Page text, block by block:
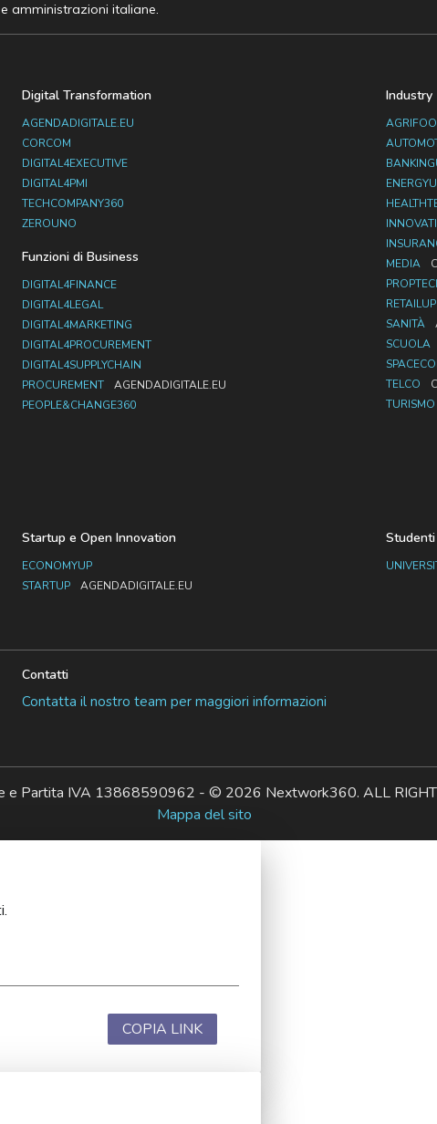
amministrazioni italiane.
Digital Transformation
AGENDADIGITALE.EU
CORCOM
DIGITAL4EXECUTIVE
DIGITAL4PMI
TECHCOMPANY360
ZEROUNO
Funzioni di Business
DIGITAL4FINANCE
DIGITAL4LEGAL
DIGITAL4MARKETING
DIGITAL4PROCUREMENT
DIGITAL4SUPPLYCHAIN
PROCUREMENT
AGENDADIGITALE.EU
PEOPLE&CHANGE360
Industry
MEDIA
RETAILUP
SANITÀ
SCUOLA
TELCO
TURISMO
Startup e Open Innovation
ECONOMYUP
STARTUP
AGENDADIGITALE.EU
Studenti
Contatti
Contatta il nostro team per maggiori informazioni
e Partita IVA 13868590962 - © 2026 Nextwork360. ALL
Mappa del sito
COPIA LINK